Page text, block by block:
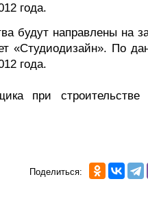
года.
будут направлены на
«Студиодизайн». По
года.
при
Поделиться: